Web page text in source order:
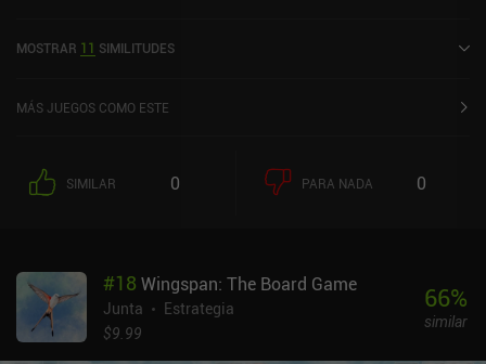
valoración actual de 4,6 sobre 5,0 en Google Play y de 4,7 sobre 5,0
MOSTRAR 11 SIMILITUDES
MÁS JUEGOS COMO ESTE
SIMILAR 0 PARA NADA 0
#18 Wingspan: The Board Game
Junta
Estrategia
$9.99
66%
similar